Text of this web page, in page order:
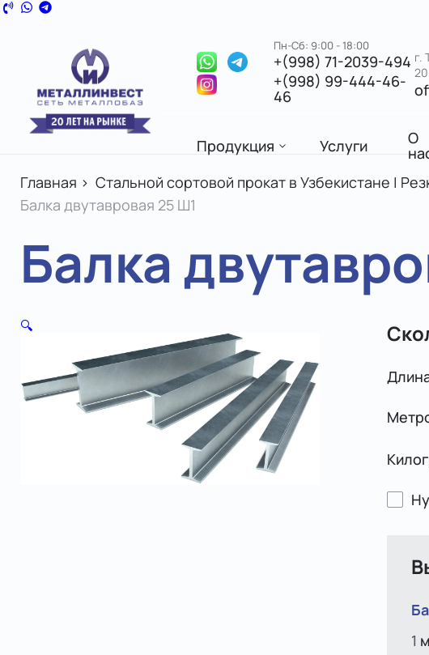
Пн-Сб: 9:00 - 18:00
+(998) 71-2039-494
+(998) 99-444-46-
46
г.
Продукция Услуги О
Главная > Стальной сортовой прокат в Узбекистане |
Балка двутавровая 25 Ш1
Балка
🔍
1